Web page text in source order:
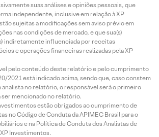
suas análises e opiniões pessoais, que
independente, inclusive em relação à XP
sujeitas a modificações sem aviso prévio em
nas condições de mercado, e que sua(s)
indiretamente influenciada por receitas
e operações financeiras realizadas pela XP
pelo conteúdo deste relatório e pelo cumprimento
2021 está indicado acima, sendo que, caso constem
analista no relatório, o responsável será o primeiro
mencionado no relatório.
estão obrigados ao cumprimento de
no Código de Conduta da APIMEC Brasil para o
e na Política de Conduta dos Analistas de
Investimentos.